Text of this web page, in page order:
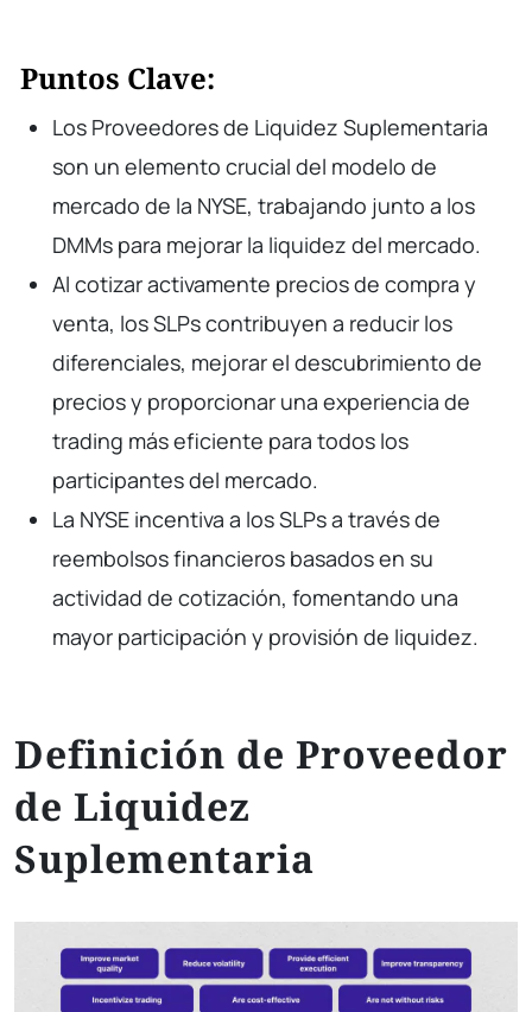
Puntos Clave:
Los Proveedores de Liquidez Suplementaria
son un elemento crucial del modelo de
mercado de la NYSE, trabajando junto a los
DMMs para mejorar la liquidez del mercado.
Al cotizar activamente precios de compra y
venta, los SLPs contribuyen a reducir los
diferenciales, mejorar el descubrimiento de
precios y proporcionar una experiencia de
trading más eficiente para todos los
participantes del mercado.
La NYSE incentiva a los SLPs a través de
reembolsos financieros basados en su
actividad de cotización, fomentando una
mayor participación y provisión de liquidez.
Definición de Proveedor
de Liquidez
Suplementaria